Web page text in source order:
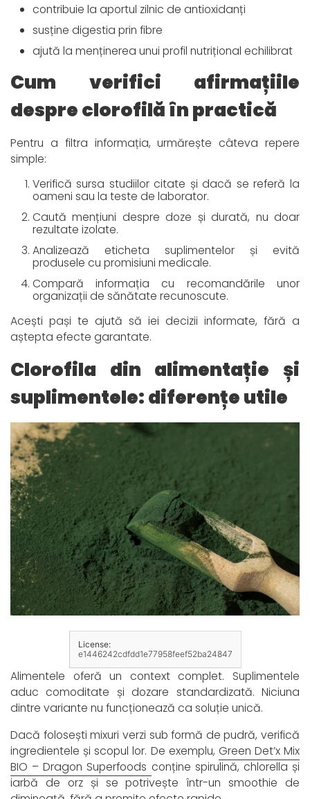
contribuie la aportul zilnic de antioxidanți
susține digestia prin fibre
ajută la menținerea unui profil nutrițional echilibrat
Cum verifici afirmațiile
despre clorofilă în practică
Pentru a filtra informația, urmărește câteva repere
simple:
Verifică sursa studiilor citate și dacă se referă la
oameni sau la teste de laborator.
Caută mențiuni despre doze și durată, nu doar
rezultate izolate.
Analizează eticheta suplimentelor și evită
produsele cu promisiuni medicale.
Compară informația cu recomandările unor
organizații de sănătate recunoscute.
Acești pași te ajută să iei decizii informate, fără a
aștepta efecte garantate.
Clorofila din alimentație și
suplimentele: diferențe utile
License:
e1446242cdfdd1e77958feef52ba24847
Alimentele oferă un context complet. Suplimentele
aduc comoditate și dozare standardizată. Niciuna
dintre variante nu funcționează ca soluție unică.
Dacă folosești mixuri verzi sub formă de pudră, verifică
ingredientele și scopul lor. De exemplu, Green Det’x Mix
BIO – Dragon Superfoods conține spirulină, chlorella și
iarbă de orz și se potrivește într-un smoothie de